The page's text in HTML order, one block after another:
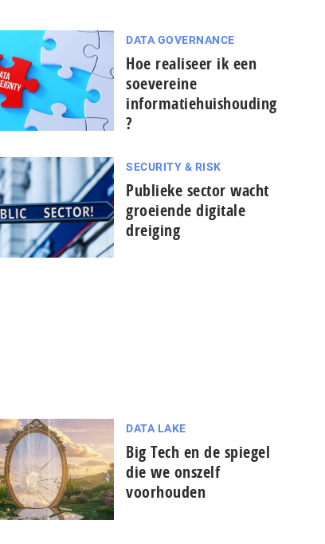
DATA GOVERNANCE
Hoe realiseer ik een
soevereine
informatiehuishouding
?
SECURITY & RISK
Publieke sector wacht
groeiende digitale
dreiging
DATA LAKE
Big Tech en de spiegel
die we onszelf
voorhouden